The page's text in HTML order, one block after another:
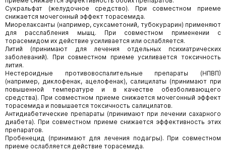
Сукральфат (желудочное средство). При совместном приеме
снижается мочегонный эффект торасемида.
Миорелаксанты (например, суксаметоний, тубокурарин) применяют
для расслабления мышц. При совместном применении с
торасемидом их действие усиливается или ослабляется.
Литий (принимают для лечения отдельных психиатрических
заболеваний). При совместном приеме усиливается токсичность
лития.
Нестероидные противовоспалительные препараты (НПВП)
(например, диклофенак, ацелофенак), салицилаты (принимают при
повышенной температуре и в качестве обезболивающего
средства). При совместном приеме снижается мочегонный эффект
торасемида и повышается токсичность салицилатов.
Антидиабетические препараты (принимают при лечении сахарного
диабета). При совместном приеме снижается эффективность этих
препаратов.
Пробенецид (принимают для лечения подагры). При совместном
приеме ослабляется действие торасемида.